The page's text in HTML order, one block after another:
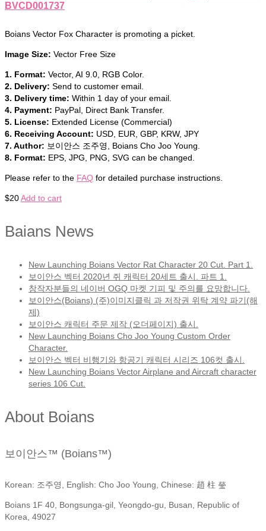
BVCD001737
Boians Vector Fox Character is promoting a picket.
Image Size: Vector Free Size
1. Format: Vector, AI 9.0, RGB Color.
2. Delivery: Send to customer email.
3. Delivery time: Within 1 day of your email.
4. Payment: PayPal, Direct Bank Transfer.
5. License: Extended License (Commercial)
6. Receiving Account: USD, EUR, GBP, KRW, JPY
7. Author: 보이안스 조주영, Boians Cho Joo Young.
8. Format: EPS, JPG, PNG, SVG can be changed.
Please refer to the FAQ for detailed purchase instructions.
$20Add to cart
Baians News
New Launching Boians Vector Rat Character 20 Cut. Part 1.
보이안스 벡터 2020년 쥐 캐릭터 20세트 출시. 파트 1.
창작자분들의 네이버 OGQ 마켓 기피 및 주의를 요망합니다.
보이안스(Boians) (주)이미지클릭 과 저작권 위탁 계약 파기(해
제)
보이안스 캐릭터 주문 제작 (오더페이지) 출시.
New Launching Boians Cho Joo Young Custom Order
Character.
보이안스 벡터 비행기와 항공기 캐릭터 시리즈 106컷 출시.
New Launching Boians Vector Airplane and Aircraft character
series 106 Cut.
About Boians
보이안스™ (Boians™)
Korean: 조주영, English: Cho Joo Young, Chinese: 趙 柱 瑩
Boians 1F 40, Bongsunga-gil, Yeongdo-gu, Busan, Republic of
Korea, 49027